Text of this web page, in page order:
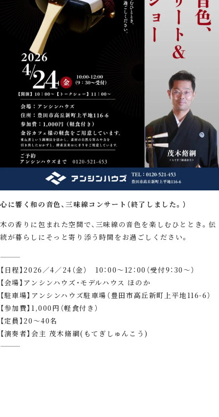
心に響く和の音色、三味線コンサート（終了しました。）
木の香りに包まれた空間で、三味線の音色を楽しむひととき。伝
統が暮らしにそっと寄り添う時間をお過ごしください。
⸻
【日程】2026／4／24（金） 10：00～12：00（受付9：30～）
【会場】アンシンハウズ・モデルハウス ほのか
【駐車場】アンシンハウズ駐車場（豊田市高丘新町上平地116-6）
【参加費】1,000円（軽食付き）
【定員】20～40名
【演奏者】会主 茂木脩綱(もてぎしゅんこう)
⸻